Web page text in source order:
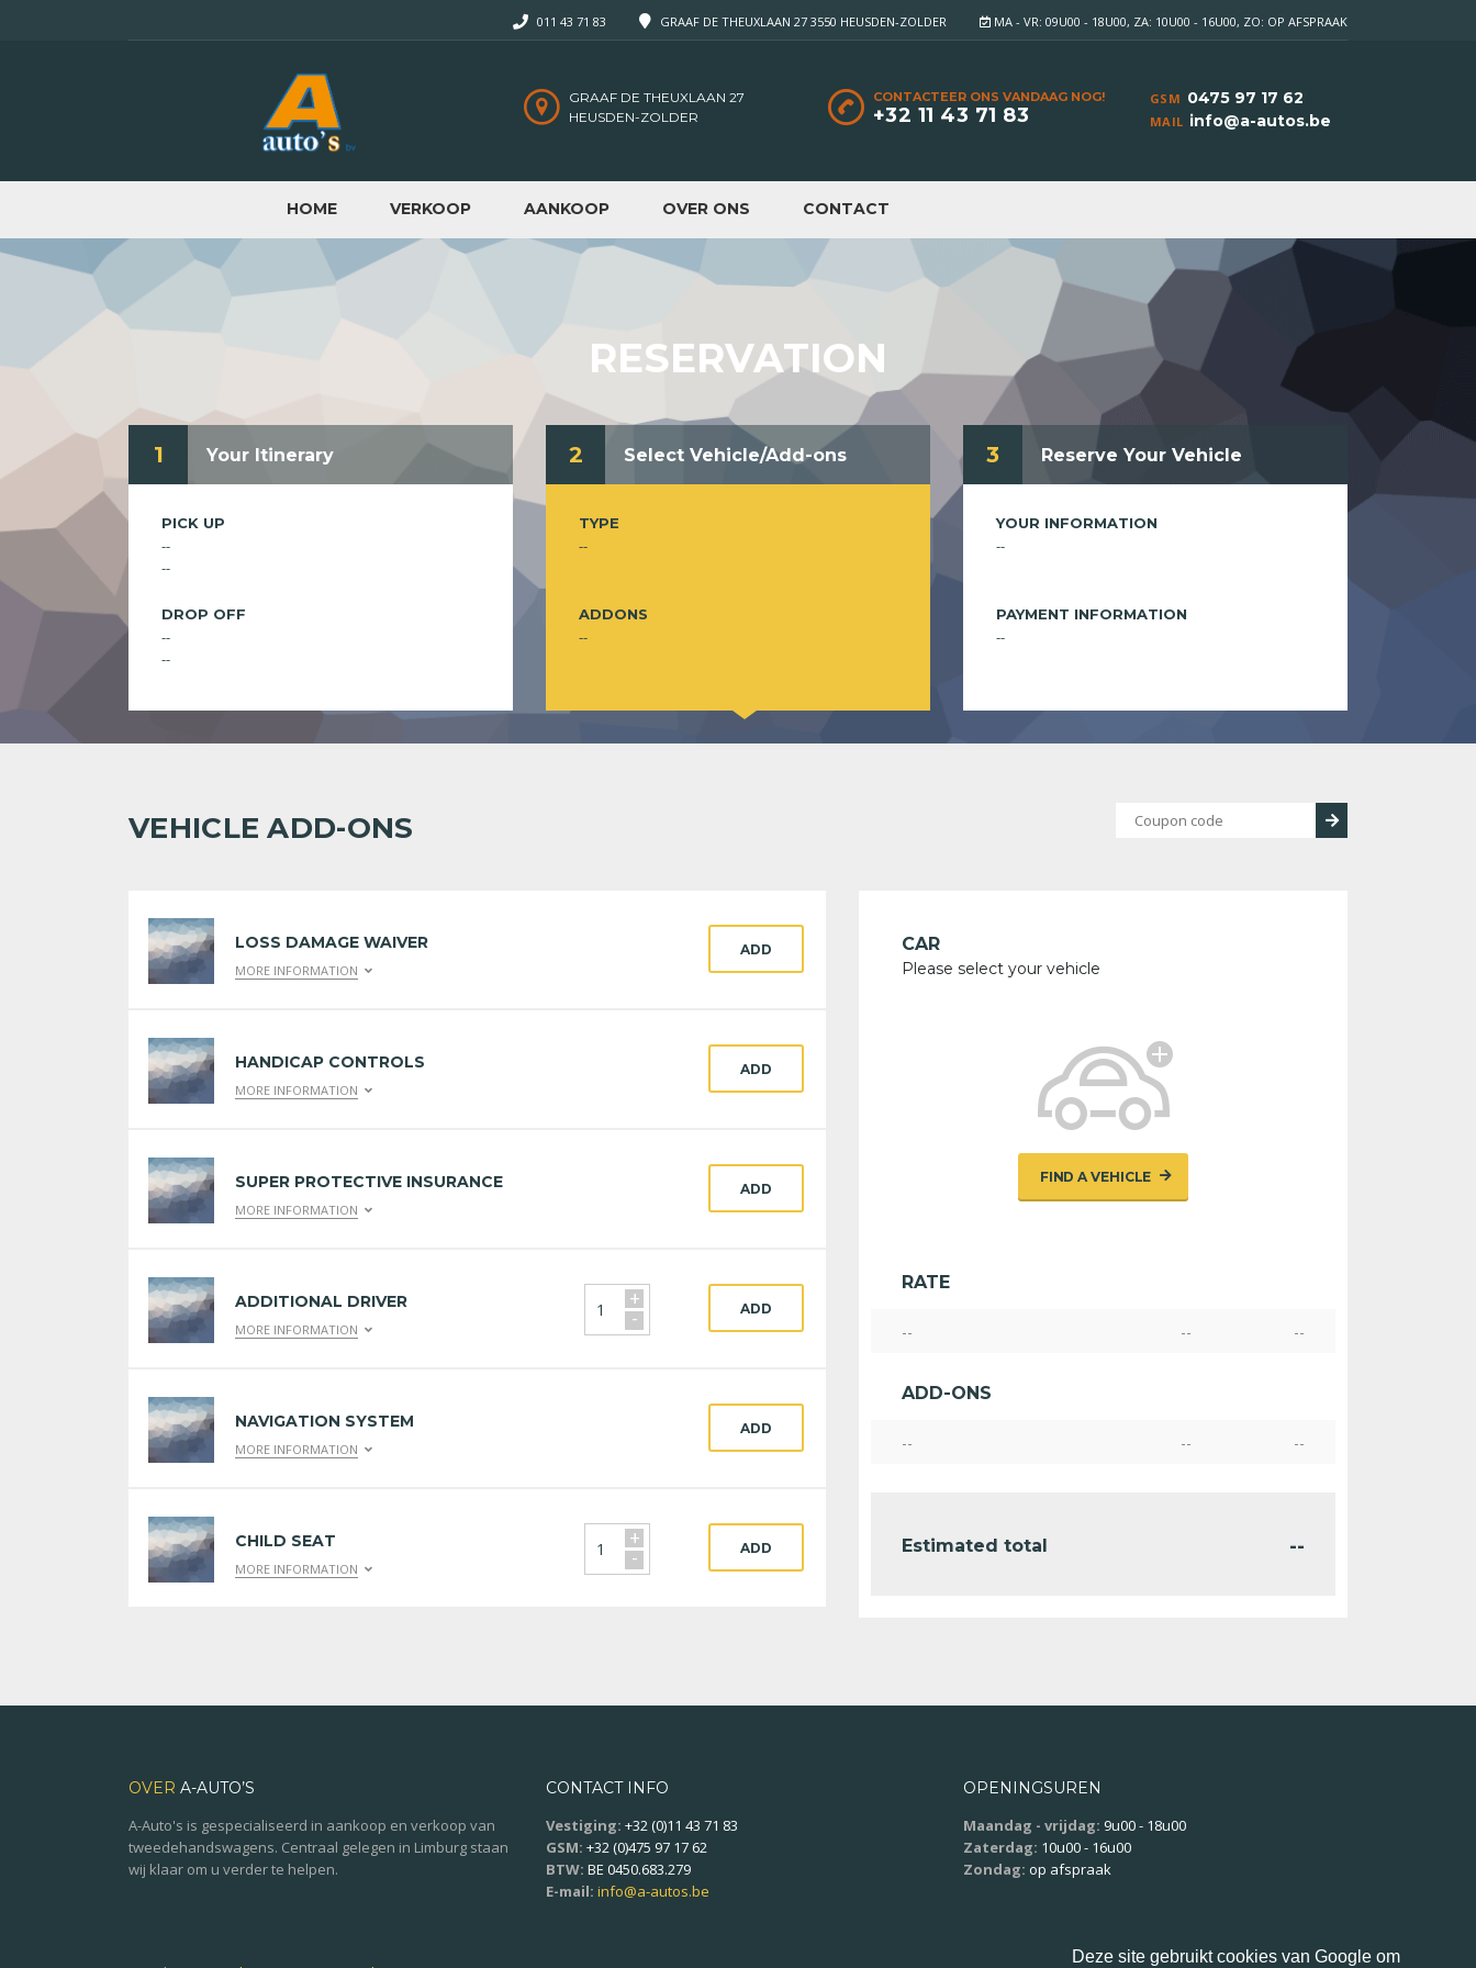
MA - VR: 09U00 - 18U00, ZA: 10U00 - 16U00, ZO: OP AFSPRAAK
GRAAF DE THEUXLAAN 27 3550 HEUSDEN-ZOLDER
011 43 71 83
GSM 0475 97 17 62
MAIL info@a-autos.be
CONTACTEER ONS VANDAAG NOG!
+32 11 43 71 83
GRAAF DE THEUXLAAN 27
HEUSDEN-ZOLDER
HOME VERKOOP AANKOOP OVER ONS CONTACT
RESERVATION
1 Your Itinerary
PICK UP
--
--
DROP OFF
--
--
2 Select Vehicle/Add-ons
TYPE
--
ADDONS
--
3 Reserve Your Vehicle
YOUR INFORMATION
--
PAYMENT INFORMATION
--
VEHICLE ADD-ONS
LOSS DAMAGE WAIVER
MORE INFORMATION
ADD
HANDICAP CONTROLS
MORE INFORMATION
ADD
SUPER PROTECTIVE INSURANCE
MORE INFORMATION
ADD
ADDITIONAL DRIVER
MORE INFORMATION
+
- ADD
NAVIGATION SYSTEM
MORE INFORMATION
ADD
CHILD SEAT
MORE INFORMATION
+
- ADD
CAR
Please select your vehicle
FIND A VEHICLE
RATE
-- -- --
ADD-ONS
-- -- --
Estimated total --
OVER A-AUTO’S
A-Auto's is gespecialiseerd in aankoop en verkoop van
tweedehandswagens. Centraal gelegen in Limburg staan
wij klaar om u verder te helpen.
CONTACT INFO
Vestiging: +32 (0)11 43 71 83
GSM: +32 (0)475 97 17 62
BTW: BE 0450.683.279
E-mail: info@a-autos.be
OPENINGSUREN
Maandag - vrijdag: 9u00 - 18u00
Zaterdag: 10u00 - 16u00
Zondag: op afspraak
Deze site gebruikt cookies van Google om